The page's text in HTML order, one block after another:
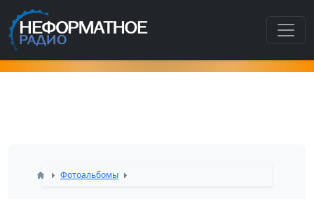
Как попасть в этот раздел???
Фотоальбомы